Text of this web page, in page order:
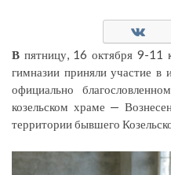
В пятницу, 16 октября 9-11
гимназии приняли участие в
официально
козельском храме —
территории бывшего